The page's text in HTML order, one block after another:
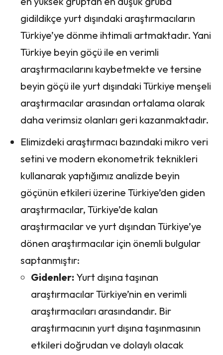
gidildikçe yurt dışındaki araştırmacıların
Türkiye’ye dönme ihtimali artmaktadır. Yani
Türkiye beyin göçü ile en verimli
araştırmacılarını kaybetmekte ve tersine
beyin göçü ile yurt dışındaki Türkiye menşeli
araştırmacılar arasından ortalama olarak
daha verimsiz olanları geri kazanmaktadır.
Elimizdeki araştırmacı bazındaki mikro veri
setini ve modern ekonometrik teknikleri
kullanarak yaptığımız analizde beyin
göçünün etkileri üzerine Türkiye’den giden
araştırmacılar, Türkiye’de kalan
araştırmacılar ve yurt dışından Türkiye’ye
dönen araştırmacılar için önemli bulgular
saptanmıştır:
Gidenler: Yurt dışına taşınan
araştırmacılar Türkiye’nin en verimli
araştırmacıları arasındandır. Bir
araştırmacının yurt dışına taşınmasının
etkileri doğrudan ve dolaylı olacak